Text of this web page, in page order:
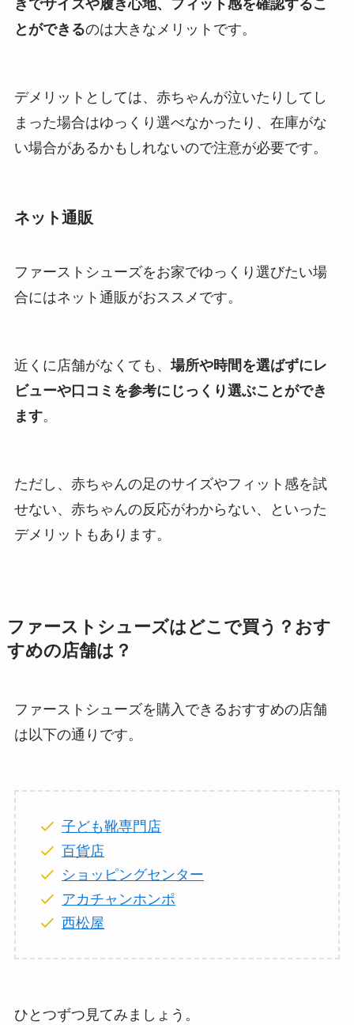
きでサイズや履き心地、フィット感を確認するこ
とができるのは大きなメリットです。
デメリットとしては、赤ちゃんが泣いたりしてし
まった場合はゆっくり選べなかったり、在庫がな
い場合があるかもしれないので注意が必要です。
ネット通販
ファーストシューズをお家でゆっくり選びたい場
合にはネット通販がおススメです。
近くに店舗がなくても、場所や時間を選ばずにレ
ビューや口コミを参考にじっくり選ぶことができ
ます。
ただし、赤ちゃんの足のサイズやフィット感を試
せない、赤ちゃんの反応がわからない、といった
デメリットもあります。
ファーストシューズはどこで買う？おす
すめの店舗は？
ファーストシューズを購入できるおすすめの店舗
は以下の通りです。
子ども靴専門店
百貨店
ショッピングセンター
アカチャンホンポ
西松屋
ひとつずつ見てみましょう。